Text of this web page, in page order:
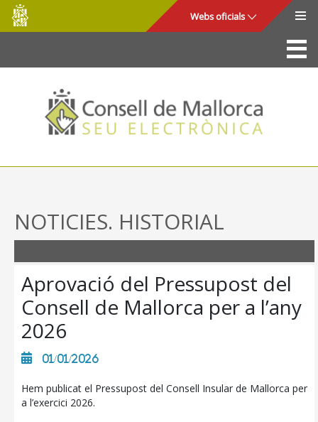
Salta al contingut principal
Consell
de
Mallorca
Webs oficials
La Seu
Consell de Mallorca
Accés i seguretat
Utilitats
Mapa web
NOTICIES. HISTORIAL
Aprovació del Pressupost del
Consell de Mallorca per a l’any
2026
01/01/2026
Hem publicat el Pressupost del Consell Insular de Mallorca per
a l’exercici 2026.